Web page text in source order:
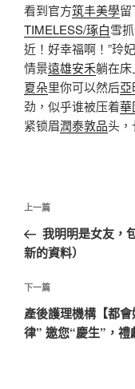
看到官方筑丰美學留
TIMELESS/琢白雪
近！好幸福啊！”玲
情景遠雄安禾躺在床
夏朵里你可以然后
劲，似乎谁被压着華
紧锁眉潤泰敦品头，
文
導
覽
上
一
篇
章
上一篇
我明明是女友，
新的資料）
下
一
篇
下一篇
產後護理機構【都
律” 邀您“慶生”，禮